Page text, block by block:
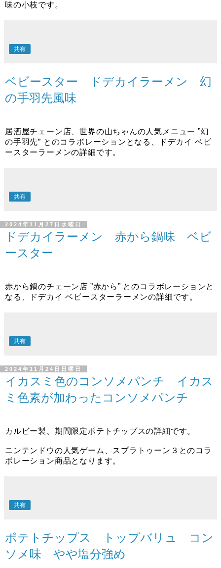
味の小枝です。
共有
ベビースター ドデカイラーメン 幻
の手羽先風味
居酒屋チェーン店、世界の山ちゃんの人気メニュー ”幻
の手羽先” とのコラボレーションとなる、ドデカイ ベビ
ースターラーメンの詳細です。
共有
2024年11月27日水曜日
ドデカイラーメン 赤から鍋味 ベビ
ースター
赤から鍋のチェーン店 ”赤から” とのコラボレーションと
なる、ドデカイ ベビースターラーメンの詳細です。
共有
2024年11月24日日曜日
イカスミ色のコンソメパンチ イカス
ミ色素が加わったコンソメパンチ
カルビー製、期間限定ポテトチップスの詳細です。
ニンテンドウの人気ゲーム、スプラトゥーン３とのコラ
ボレーション商品となります。
共有
ポテトチップス トップバリュ コン
ソメ味 やや塩分強め